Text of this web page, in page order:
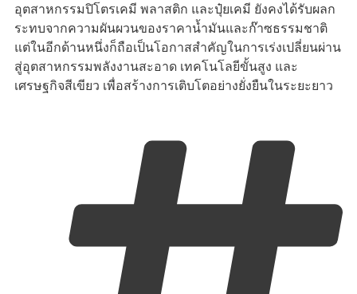
อุตสาหกรรมปิโตรเคมี พลาสติก และปุ๋ยเคมี ยังคงได้รับผลก
ระทบจากความผันผวนของราคาน้ำมันและก๊าซธรรมชาติ
แต่ในอีกด้านหนึ่งก็ถือเป็นโอกาสสำคัญในการเร่งเปลี่ยนผ่าน
สู่อุตสาหกรรมพลังงานสะอาด เทคโนโลยีขั้นสูง และ
เศรษฐกิจสีเขียว เพื่อสร้างการเติบโตอย่างยั่งยืนในระยะยาว